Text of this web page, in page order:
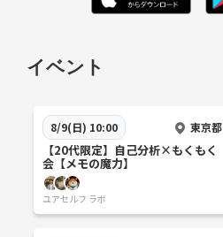
イベント
8/9(日) 10:00 東京都
【20代限定】自己分析×もくもく
会【メモの魔力】
ユアセルフ ラボ